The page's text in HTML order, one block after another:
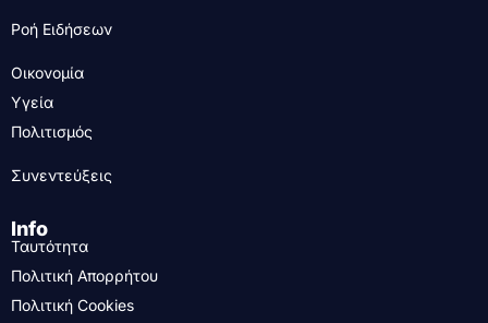
Ροή Ειδήσεων
Οικονομία
Υγεία
Πολιτισμός
Συνεντεύξεις
Info
Ταυτότητα
Πολιτική Απορρήτου
Πολιτική Cookies